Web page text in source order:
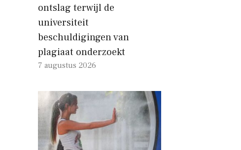
ontslag terwijl de
universiteit
beschuldigingen van
plagiaat onderzoekt
7 augustus 2026